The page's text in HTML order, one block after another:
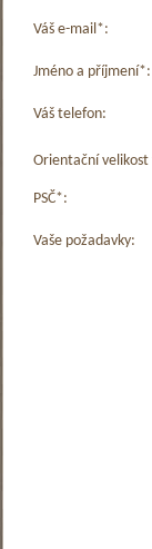
Váš e-mail*:
Jméno a příjmení*:
Váš telefon:
Orientační velikost
PSČ*:
Vaše požadavky: